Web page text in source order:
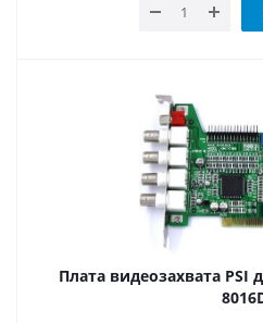
Плата видеозахвата PSI